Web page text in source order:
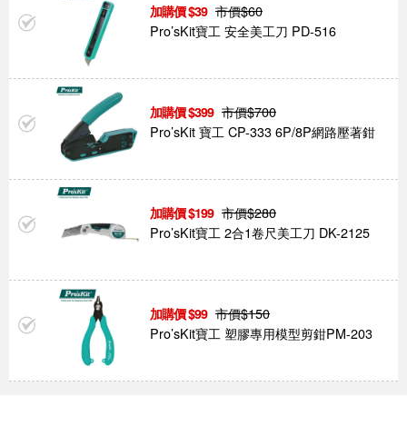
39 市價$60
Pro’sKit寶工 安全美工刀 PD-516
399 市價$700
Pro’sKit 寶工 CP-333 6P/8P網路壓著鉗
199 市價$280
Pro’sKit寶工 2合1卷尺美工刀 DK-2125
99 市價$150
Pro’sKit寶工 塑膠專用模型剪鉗PM-203